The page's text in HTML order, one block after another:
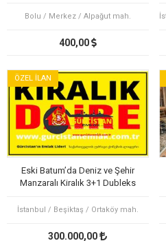
Bolu / Merkez / Alpağut mah.
400,00
ÖZEL İLAN
Eski Batum’da Deniz ve Şehir
Manzaralı Kiralık 3+1 Dubleks
İstanbul / Beşiktaş / Ortaköy mah.
300.000,00